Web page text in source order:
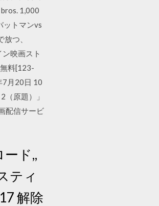
1,000
ットマンvs
つ、
映画スト
料[123-
7月20日 10
原題）」
配信サービ
ド,,
ティ
解除